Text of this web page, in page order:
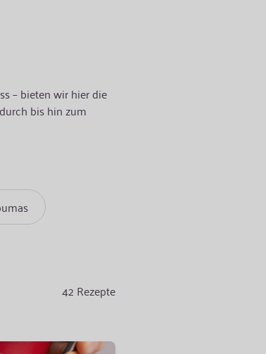
– bieten wir hier die
bis hin zum
42 Rezepte